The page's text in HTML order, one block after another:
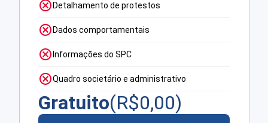
Detalhamento de protestos
Dados comportamentais
Informações do SPC
Quadro societário e administrativo
Gratuito(R$0,00)